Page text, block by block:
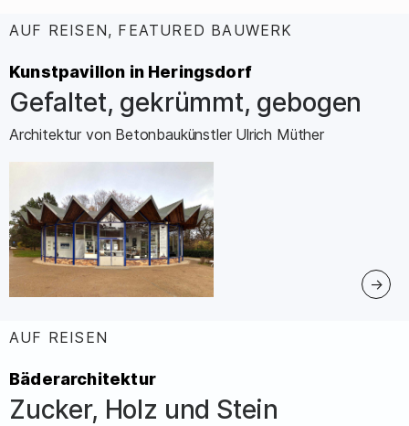
AUF REISEN, FEATURED BAUWERK
Kunstpavillon in Heringsdorf
–
Gefaltet, gekrümmt, gebogen
Architektur von Betonbaukünstler Ulrich Müther
AUF REISEN
Bäderarchitektur
–
Zucker, Holz und Stein